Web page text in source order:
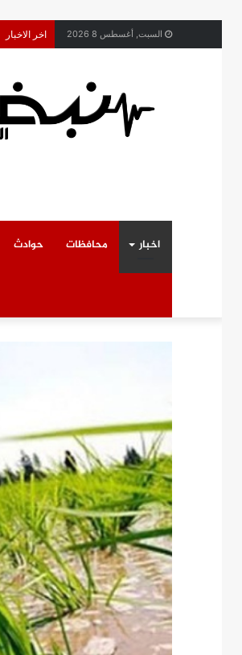
السبت, أغسطس 8 2026 اخر الاخبار
اخبار محافظات حوادث